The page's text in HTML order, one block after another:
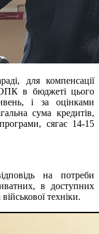
для компенсації
ОПК в бюджеті цього
і за оцінками
сума кредитів,
сягає 14-15
на потреби
в доступних
техніки.